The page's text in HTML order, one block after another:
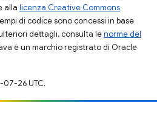
alla licenza Creative Commons
di codice sono concessi in base
dettagli, consulta lenorme del
è un marchio registrato di Oracle
26 UTC.